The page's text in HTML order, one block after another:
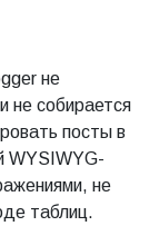
не
не собирается
посты в
WYSIWYG-
не
таблиц.